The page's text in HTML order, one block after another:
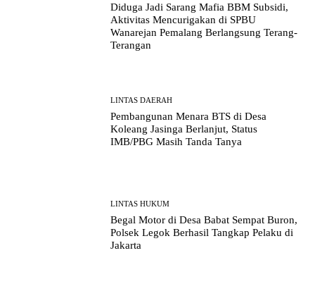
Diduga Jadi Sarang Mafia BBM Subsidi,
Aktivitas Mencurigakan di SPBU
Wanarejan Pemalang Berlangsung Terang-
Terangan
LINTAS DAERAH
Pembangunan Menara BTS di Desa
Koleang Jasinga Berlanjut, Status
IMB/PBG Masih Tanda Tanya
LINTAS HUKUM
Begal Motor di Desa Babat Sempat Buron,
Polsek Legok Berhasil Tangkap Pelaku di
Jakarta